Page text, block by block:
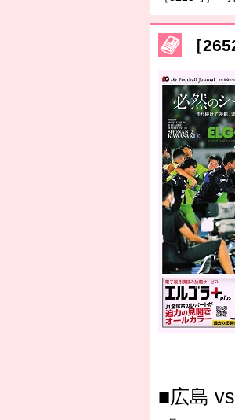
［3222号］史
長谷川 アーリ
［
■広島